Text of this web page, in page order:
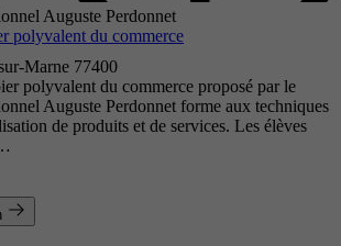
Auguste Perdonnet
polyvalent du commerce
Marne 77400
polyvalent du commerce proposé par le
Auguste Perdonnet forme aux techniques
de produits et de services. Les élèves